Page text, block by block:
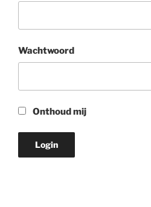
Wachtwoord
Onthoud mij